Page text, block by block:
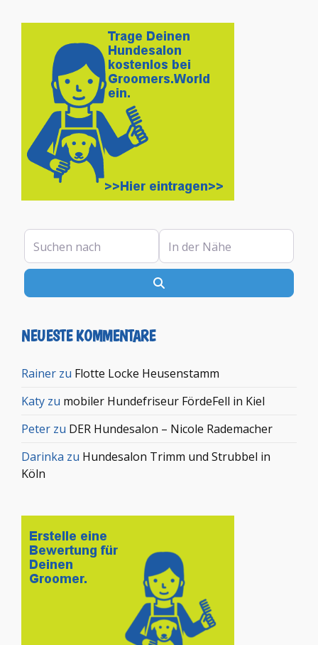
Suchen nach In der Nähe
NEUESTE KOMMENTARE
Rainer zu Flotte Locke Heusenstamm
Katy zu mobiler Hundefriseur FördeFell in Kiel
Peter zu DER Hundesalon – Nicole Rademacher
Darinka zu Hundesalon Trimm und Strubbel in
Köln